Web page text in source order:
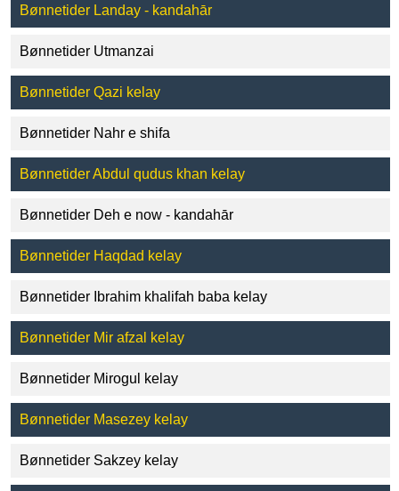
Bønnetider Landay - kandahār
Bønnetider Utmanzai
Bønnetider Qazi kelay
Bønnetider Nahr e shifa
Bønnetider Abdul qudus khan kelay
Bønnetider Deh e now - kandahār
Bønnetider Haqdad kelay
Bønnetider Ibrahim khalifah baba kelay
Bønnetider Mir afzal kelay
Bønnetider Mirogul kelay
Bønnetider Masezey kelay
Bønnetider Sakzey kelay